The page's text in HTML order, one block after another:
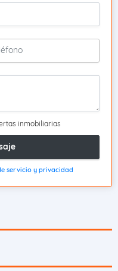
inmobiliarias
servicio y privacidad